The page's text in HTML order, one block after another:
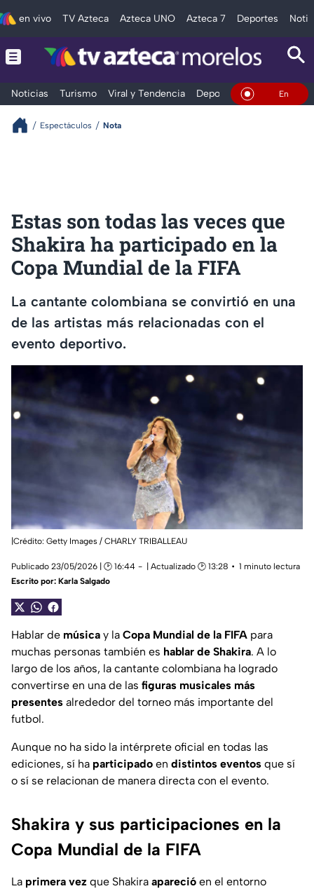
en vivo TV Azteca Azteca UNO Azteca 7 Deportes
Noticias Turismo Viral y Tendencia Deportes Espectáculos
En Vivo
Espectáculos Nota
Estas son todas las veces que
Shakira ha participado en la
Copa Mundial de la FIFA
La cantante colombiana se convirtió en una
de las artistas más relacionadas con el
evento deportivo.
|Crédito: Getty Images / CHARLY TRIBALLEAU
Publicado 23/05/2026 | 🕑 16:44 | Actualizado 🕑 13:28
1 minuto lectura
Escrito por: Karla Salgado
Hablar de música y la Copa Mundial de la FIFA para
muchas personas también es hablar de Shakira. A lo
largo de los años, la cantante colombiana ha logrado
convertirse en una de las figuras musicales más
presentes alrededor del torneo más importante del
futbol.
Aunque no ha sido la intérprete oficial en todas las
ediciones, sí ha participado en distintos eventos que sí
o sí se relacionan de manera directa con el evento.
Shakira y sus participaciones en la
Copa Mundial de la FIFA
La primera vez que Shakira apareció en el entorno